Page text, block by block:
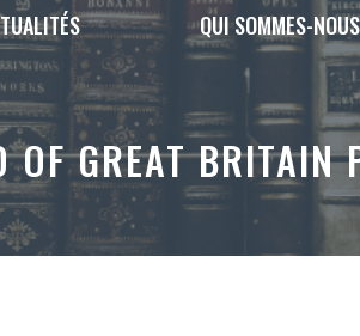
QUI SOMMES-NOUS
OF GREAT